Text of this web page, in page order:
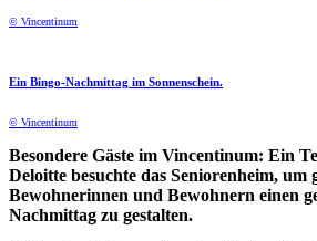
© Vincentinum
Ein Bingo-Nachmittag im Sonnenschein.
© Vincentinum
Besondere Gäste im Vincentinum: Ein
Deloitte besuchte das Seniorenheim, um
Bewohnerinnen und Bewohnern einen
Nachmittag zu gestalten.